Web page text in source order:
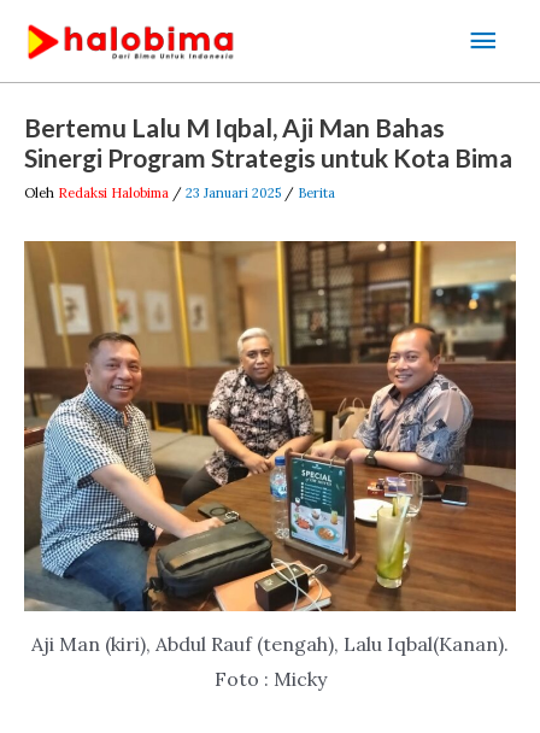
konten
Bertemu Lalu M Iqbal, Aji Man Bahas
Sinergi Program Strategis untuk Kota Bima
Oleh Redaksi Halobima / 23 Januari 2025 / Berita
Aji Man (kiri), Abdul Rauf (tengah), Lalu Iqbal(Kanan).
Foto : Micky
navigation